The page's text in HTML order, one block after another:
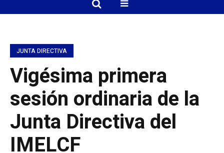
JUNTA DIRECTIVA
Vigésima primera
sesión ordinaria de la
Junta Directiva del
IMELCF